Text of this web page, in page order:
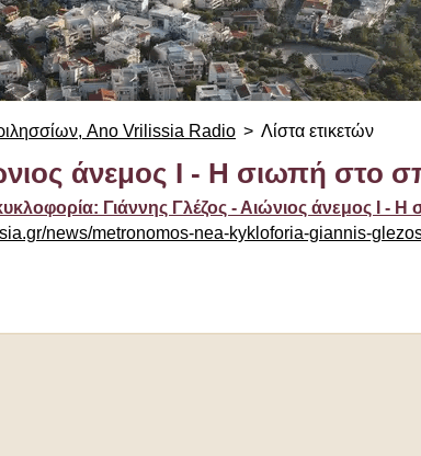
Ano Vrilissia Radio > Λίστα ετικετών
άνεμος Ι - Η σιωπή στο
Γιάννης Γλέζος - Αιώνιος άνεμος Ι - Η
news/metronomos-nea-kykloforia-giannis-